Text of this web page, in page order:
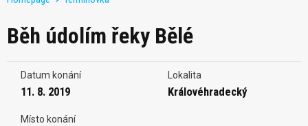
Běh údolím řeky Bělé
Datum konání
11. 8. 2019
Lokalita
Královéhradecký
Místo konání